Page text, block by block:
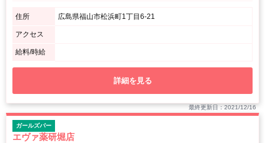
住所 広島県福山市松浜町1丁目6-21
アクセス
給料/時給
詳細を見る
最終更新日：2021/12/16
ガールズバー
エヴァ薬研堀店